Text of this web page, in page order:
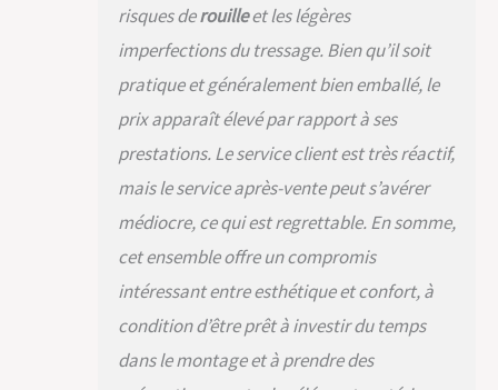
hydrofuges, ils
l'infiltration
immédiate de
permettent de les
essuyer sans laisser
housses des
coussins sont
fermetures éclair
afin que vous
puissiez les retirer et
les laver lorsqu'elles
sont sales. Le
polyratin et WPC
risques derouilleet les légères
imperfections du tressage. Bien qu’il soit
pratique et généralement bien emballé, le
prix apparaît élevé par rapport à ses
prestations. Le service client est très réactif,
mais le service après-vente peut s’avérer
médiocre, ce qui est regrettable. En somme,
cet ensemble offre un compromis
intéressant entre esthétique et confort, à
condition d’être prêt à investir du temps
dans le montage et à prendre des